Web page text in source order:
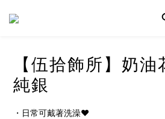
【伍拾飾所】奶
純銀
・日常可戴著洗澡❤️